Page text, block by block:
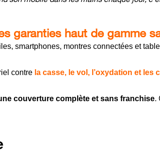
garanties haut de gamme
smartphones, montres connectées et
contre la casse, le vol, l’oxydation et
couverture complète et sans franchise.